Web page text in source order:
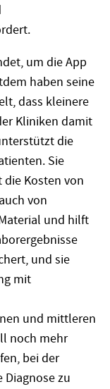
um die App
haben seine
dass kleinere
Kliniken damit
die
Sie
Kosten von
von
und hilft
und sie
mit
und mittleren
noch mehr
bei der
Diagnose zu